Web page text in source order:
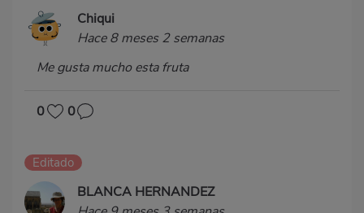
Chiqui
Hace 8 meses 2 semanas
Me gusta mucho esta fruta
0 0
Editado
BLANCA HERNANDEZ